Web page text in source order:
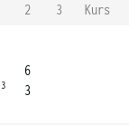
2 3
Kurs
3
6
3